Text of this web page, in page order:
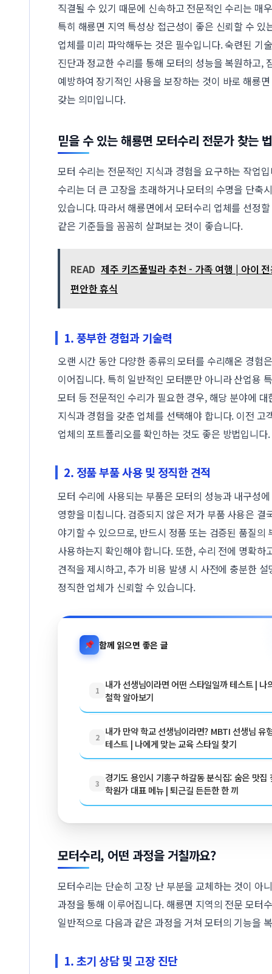
직결될 수 있기 때문에 신속하고 전문적인 수리는 매
특히 해룡면 지역 특성상 접근성이 좋은 신뢰할 수 있
업체를 미리 파악해두는 것은 필수입니다. 숙련된 기
진단과 정교한 수리를 통해 모터의 성능을 복원하고,
예방하여 장기적인 사용을 보장하는 것이 바로 해룡
갖는 의미입니다.
믿을 수 있는 해룡면 모터수리 전문가 찾는 법
모터 수리는 전문적인 지식과 경험을 요구하는 작업
수리는 더 큰 고장을 초래하거나 모터의 수명을 단축
있습니다. 따라서 해룡면에서 모터수리 업체를 선정
같은 기준들을 꼼꼼히 살펴보는 것이 좋습니다.
READ 제주 키즈풀빌라 추천 - 가족 여행 | 아이
편안한 휴식
1. 풍부한 경험과 기술력
오랜 시간 동안 다양한 종류의 모터를 수리해온 경험
이어집니다. 특히 일반적인 모터뿐만 아니라 산업용
모터 등 전문적인 수리가 필요한 경우, 해당 분야에 대
지식과 경험을 갖춘 업체를 선택해야 합니다. 이전 고
업체의 포트폴리오를 확인하는 것도 좋은 방법입니다.
2. 정품 부품 사용 및 정직한 견적
모터 수리에 사용되는 부품은 모터의 성능과 내구성
영향을 미칩니다. 검증되지 않은 저가 부품 사용은 결
야기할 수 있으므로, 반드시 정품 또는 검증된 품질의
사용하는지 확인해야 합니다. 또한, 수리 전에 명확하
견적을 제시하고, 추가 비용 발생 시 사전에 충분한 설
정직한 업체가 신뢰할 수 있습니다.
함께 읽으면 좋은 글
1
내가 선생님이라면 어떤 스타일일까 테스트 | 나
철학 알아보기
2
내가 만약 학교 선생님이라면? MBTI 선생님 유
테스트 | 나에게 맞는 교육 스타일 찾기
3
경기도 용인시 기흥구 하갈동 분식집: 숨은 맛집
학원가 대표 메뉴 | 퇴근길 든든한 한 끼
모터수리, 어떤 과정을 거칠까요?
모터수리는 단순히 고장 난 부분을 교체하는 것이 아
과정을 통해 이루어집니다. 해룡면 지역의 전문 모터
일반적으로 다음과 같은 과정을 거쳐 모터의 기능을
1. 초기 상담 및 고장 진단